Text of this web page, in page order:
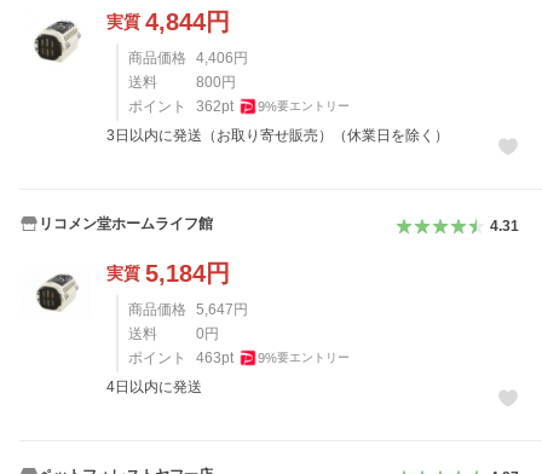
実質 4,844円
商品価格 4,406 円
送料
800 円
ポイント
362pt 9%要エントリー
3日以内に発送（お取り寄せ販売）（休業日を除く）
リコメン堂ホームライフ館 4.31
実質 5,184円
商品価格 5,647 円
送料
0 円
ポイント
463pt 9%要エントリー
4日以内に発送